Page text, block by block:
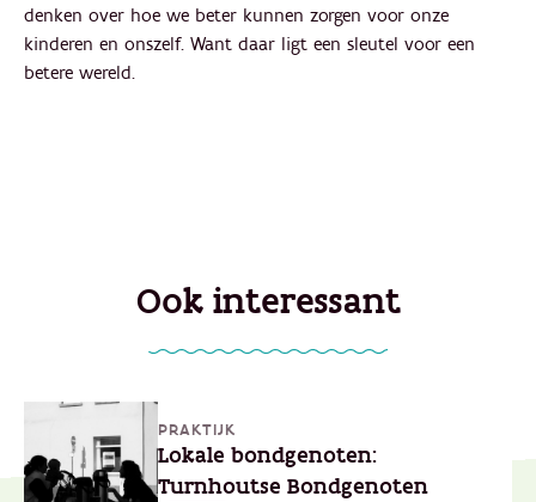
denken over hoe we beter kunnen zorgen voor onze
kinderen en onszelf. Want daar ligt een sleutel voor een
betere wereld.
Ook interessant
PRAKTIJK
Lokale bondgenoten:
Turnhoutse Bondgenoten